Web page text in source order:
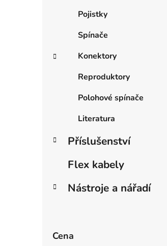
Pojistky
Spínače
Konektory
Reproduktory
Polohové spínače
Literatura
Příslušenství
Flex kabely
Nástroje a nářadí
Cena